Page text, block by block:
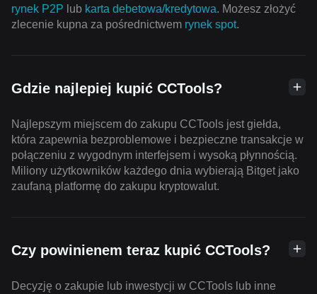
rynek P2P lub karta debetowa/kredytowa. Możesz złożyć
zlecenie kupna za pośrednictwem rynek spot.
Gdzie najlepiej kupić CCTools?
Najlepszym miejscem do zakupu CCTools jest giełda,
która zapewnia bezproblemowe i bezpieczne transakcje w
połączeniu z wygodnym interfejsem i wysoką płynnością.
Miliony użytkowników każdego dnia wybierają Bitget jako
zaufaną platformę do zakupu kryptowalut.
Czy powinienem teraz kupić CCTools?
Decyzję o zakupie lub inwestycji w CCTools lub inne